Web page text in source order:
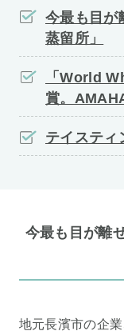
今最も目が
蒸留所」
「World
賞。
テイスティ
今最も目が離
地元長濱市の企